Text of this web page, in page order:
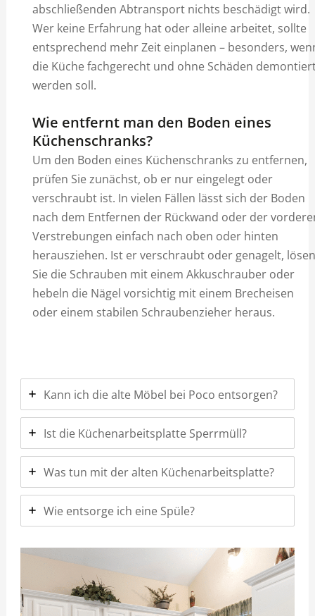
abschließenden Abtransport nichts beschädigt wird.
Wer keine Erfahrung hat oder alleine arbeitet, sollte
entsprechend mehr Zeit einplanen – besonders,
die Küche fachgerecht und ohne Schäden
werden soll.
Wie entfernt man den Boden eines
Küchenschranks?
Um den Boden eines Küchenschranks zu entfernen,
prüfen Sie zunächst, ob er nur eingelegt oder
verschraubt ist. In vielen Fällen lässt sich der Boden
nach dem Entfernen der Rückwand oder der
Verstrebungen einfach nach oben oder hinten
herausziehen. Ist er verschraubt oder genagelt, lösen
Sie die Schrauben mit einem Akkuschrauber oder
hebeln die Nägel vorsichtig mit einem Brecheisen
oder einem stabilen Schraubenzieher heraus.
Kann ich die alte Möbel bei Poco entsorgen?
Ist die Küchenarbeitsplatte Sperrmüll?
Was tun mit der alten Küchenarbeitsplatte?
Wie entsorge ich eine Spüle?